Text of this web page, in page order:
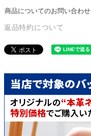
商品についてのお問い合わせ
返品特約について